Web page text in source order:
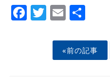
Facebook
Twitter
Email
«前の記事